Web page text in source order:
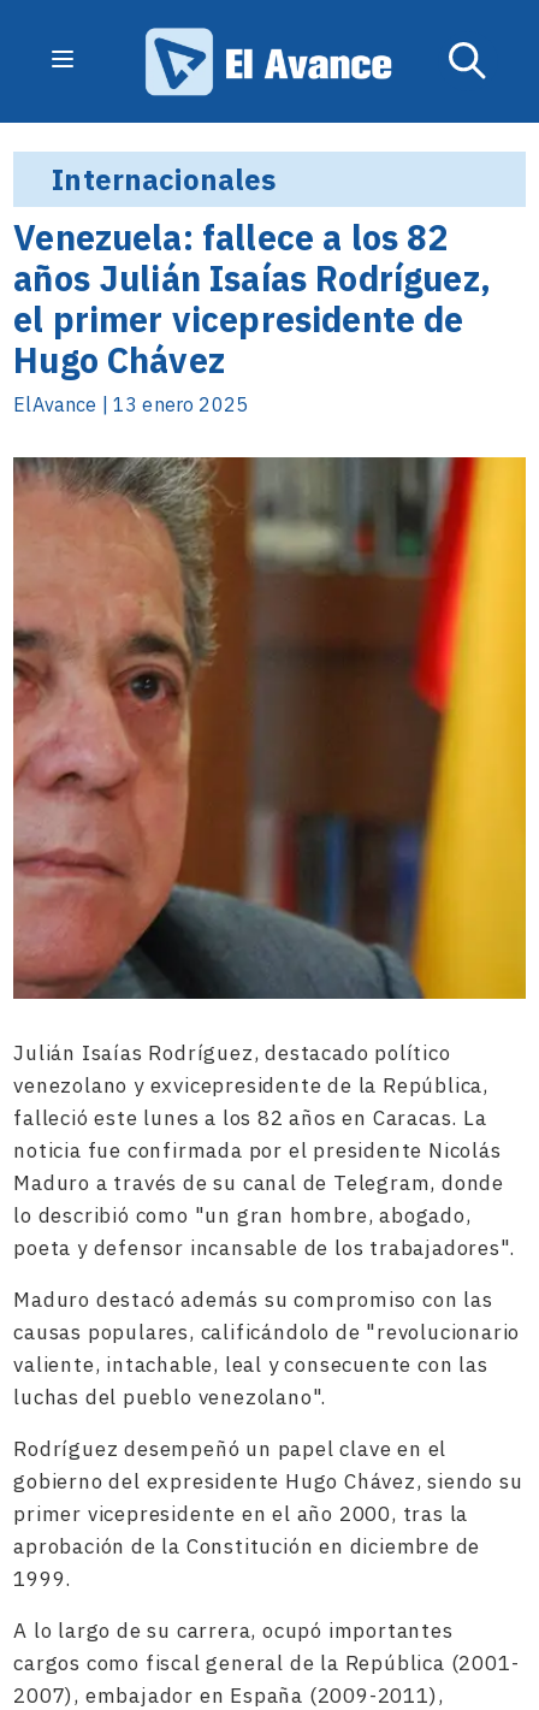
Internacionales
Venezuela: fallece a los 82
años Julián Isaías Rodríguez,
el primer vicepresidente de
Hugo Chávez
ElAvance | 13 enero 2025
Julián Isaías Rodríguez, destacado político
venezolano y exvicepresidente de la República,
falleció este lunes a los 82 años en Caracas. La
noticia fue confirmada por el presidente Nicolás
Maduro a través de su canal de Telegram, donde
lo describió como "un gran hombre, abogado,
poeta y defensor incansable de los trabajadores".
Maduro destacó además su compromiso con las
causas populares, calificándolo de "revolucionario
valiente, intachable, leal y consecuente con las
luchas del pueblo venezolano".
Rodríguez desempeñó un papel clave en el
gobierno del expresidente Hugo Chávez, siendo su
primer vicepresidente en el año 2000, tras la
aprobación de la Constitución en diciembre de
1999.
A lo largo de su carrera, ocupó importantes
cargos como fiscal general de la República (2001-
2007), embajador en España (2009-2011),